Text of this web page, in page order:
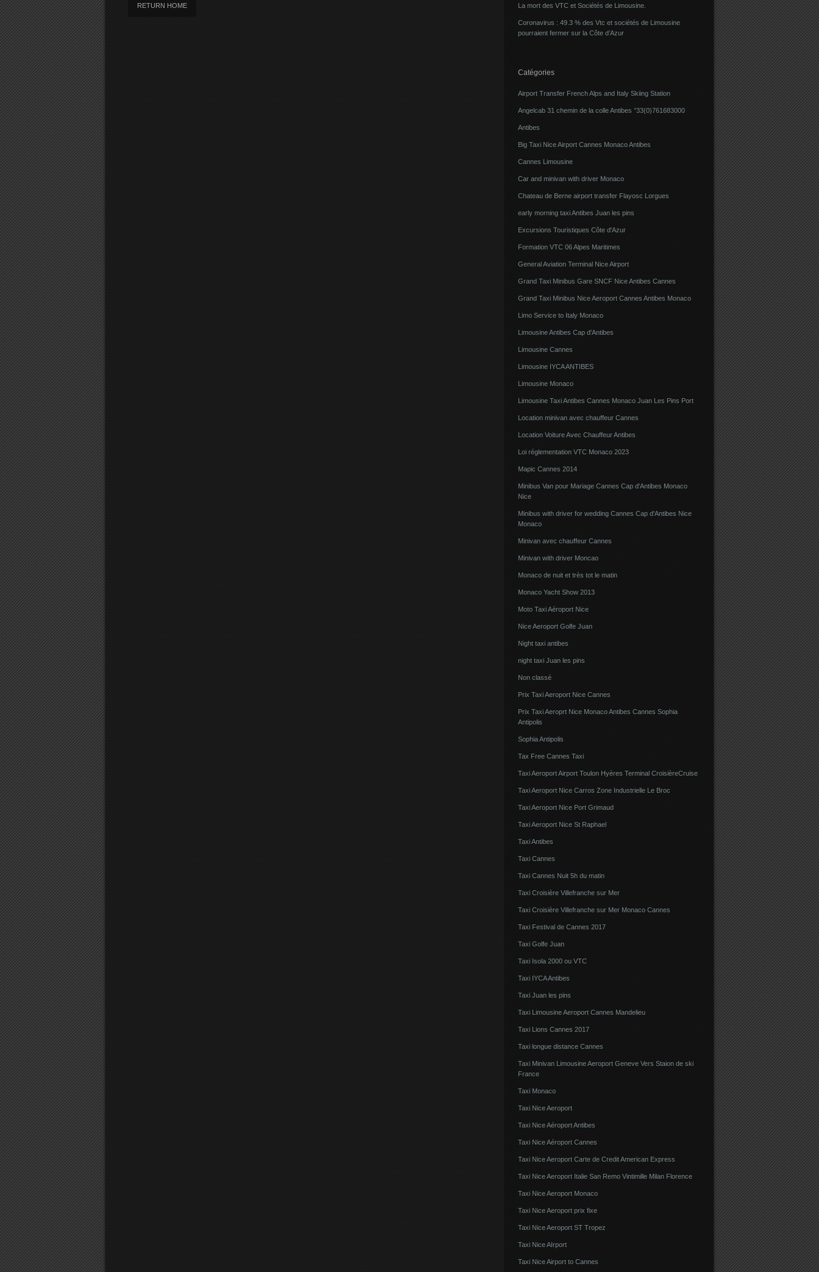
RETURN HOME
La mort des VTC et Sociétés de Limousine.
Coronavirus : 49.3 % des Vtc et sociétés de Limousine
pourraient fermer sur la Côte d’Azur
Catégories
Airport Transfer French Alps and Italy Skiing Station
Angelcab 31 chemin de la colle Antibes °33(0)761683000
Antibes
Big Taxi Nice Airport Cannes Monaco Antibes
Cannes Limousine
Car and minivan with driver Monaco
Chateau de Berne airport transfer Flayosc Lorgues
early morning taxi Antibes Juan les pins
Excursions Touristiques Côte d'Azur
Formation VTC 06 Alpes Maritimes
General Aviation Terminal Nice Airport
Grand Taxi Minibus Gare SNCF Nice Antibes Cannes
Grand Taxi Minibus Nice Aeroport Cannes Antibes Monaco
Limo Service to Italy Monaco
Limousine Antibes Cap d'Antibes
Limousine Cannes
Limousine IYCA ANTIBES
Limousine Monaco
Limousine Taxi Antibes Cannes Monaco Juan Les Pins Port
Location minivan avec chauffeur Cannes
Location Voiture Avec Chauffeur Antibes
Loi réglementation VTC Monaco 2023
Mapic Cannes 2014
Minibus Van pour Mariage Cannes Cap d'Antibes Monaco
Nice
Minibus with driver for wedding Cannes Cap d'Antibes Nice
Monaco
Minivan avec chauffeur Cannes
Minivan with driver Moncao
Monaco de nuit et très tot le matin
Monaco Yacht Show 2013
Moto Taxi Aéroport Nice
Nice Aeroport Golfe Juan
Night taxi antibes
night taxi Juan les pins
Non classé
Prix Taxi Aeroport Nice Cannes
Prix Taxi Aeroprt Nice Monaco Antibes Cannes Sophia
Antipolis
Sophia Antipolis
Tax Free Cannes Taxi
Taxi Aeroport Airport Toulon Hyères Terminal CroisièreCruise
Taxi Aeroport Nice Carros Zone Industrielle Le Broc
Taxi Aeroport Nice Port Grimaud
Taxi Aeroport Nice St Raphael
Taxi Antibes
Taxi Cannes
Taxi Cannes Nuit 5h du matin
Taxi Croisière Villefranche sur Mer
Taxi Croisière Villefranche sur Mer Monaco Cannes
Taxi Festival de Cannes 2017
Taxi Golfe Juan
Taxi Isola 2000 ou VTC
Taxi IYCA Antibes
Taxi Juan les pins
Taxi Limousine Aeroport Cannes Mandelieu
Taxi Lions Cannes 2017
Taxi longue distance Cannes
Taxi Minivan Limousine Aeroport Geneve Vers Staion de ski
France
Taxi Monaco
Taxi Nice Aeroport
Taxi Nice Aéroport Antibes
Taxi Nice Aéroport Cannes
Taxi Nice Aeroport Carte de Credit American Express
Taxi Nice Aeroport Italie San Remo Vintimille Milan Florence
Taxi Nice Aeroport Monaco
Taxi Nice Aeroport prix fixe
Taxi Nice Aeroport ST Tropez
Taxi Nice AIrport
Taxi Nice Airport to Cannes